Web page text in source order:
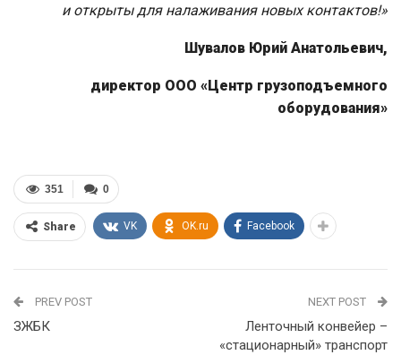
и открыты для налаживания новых контактов!»
Шувалов Юрий Анатольевич,
директор ООО «Центр грузоподъемного
оборудования»
0
351
Share VK OK.ru Facebook
PREV POST
ЗЖБК
NEXT POST
Ленточный конвейер –
«стационарный» транспорт